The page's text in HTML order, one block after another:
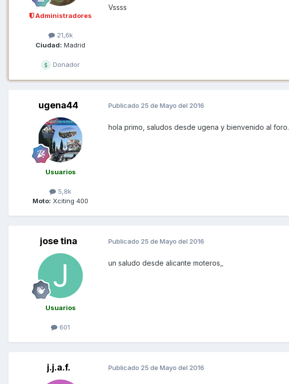
Administradores
21,6k
Ciudad: Madrid
Donador
Vssss
ugena44
Usuarios
5,8k
Moto: Xciting 400
Publicado 25 de Mayo del 2016
hola primo, saludos desde ugena y bienvenido al foro.
jose tina
Usuarios
601
Publicado 25 de Mayo del 2016
un saludo desde alicante moteros_
j.j.a.f. Publicado 25 de Mayo del 2016